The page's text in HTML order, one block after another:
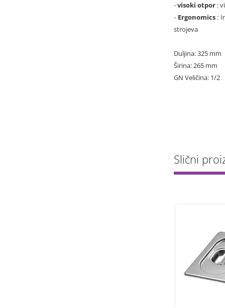
-visoki otpor :
- Ergonomics :
strojeva
Duljina: 325 mm
Širina: 265 mm
GN Veličina: 1/2
Slični